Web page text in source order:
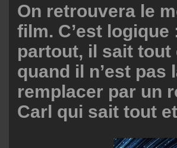
On retrouvera le
film. C’est
partout, il sait tout
quand il n’est pas
remplacer par un
Carl qui sait tout